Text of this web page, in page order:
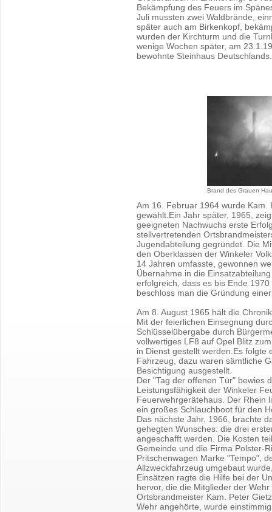
Bekämpfung des Feuers im
Juli mussten zwei Waldbrände,
später auch am Birkenkopf,
wurden der Kirchturm und die
wenige Wochen später, am
bewohnte Steinhaus Deutschlands.
Brand des Grauen
Am 16. Februar 1964 wurde
gewählt.Ein Jahr später, 1965,
geeigneten Nachwuchs erste
stellvertretenden
Jugendabteilung gegründet. Die
den Oberklassen der Winkeler
14 Jahren umfasste, gewonnen
Übernahme in die
erfolgreich, dass es bis Ende
beschloss man die Gründung
Am 8. August 1965 hält die
Mit der feierlichen Einsegnung
Schlüsselübergabe durch
vollwertiges LF8 auf Opel Blitz
in Dienst gestellt werden.Es folgte
Fahrzeug, dazu waren sämtliche
Besichtigung ausgestellt.
Der "Tag der offenen Tür" bewies
Leistungsfähigkeit der Winkeler
Feuerwehrgerätehaus. Der Rhein
ein großes Schlauchboot für den
Das nächste Jahr, 1966, brachte
gehegten Wunsches: die drei
angeschafft werden. Die Kosten
Gemeinde und die Firma Polster-
Pritschenwagen Marke "Tempo",
Allzweckfahrzeug umgebaut
Einsätzen ragte die Hilfe bei der
hervor, die die Mitglieder der
Ortsbrandmeister Kam. Peter
Wehr angehörte, wurde